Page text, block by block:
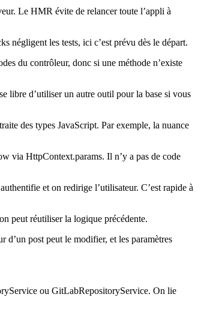
Le HMR évite de relancer toute l’appli à
négligent les tests, ici c’est prévu dès le départ.
du contrôleur, donc si une méthode n’existe
libre d’utiliser un autre outil pour la base si vous
des types JavaScript. Par exemple, la nuance
via HttpContext.params. Il n’y a pas de code
et on redirige l’utilisateur. C’est rapide à
peut réutiliser la logique précédente.
d’un post peut le modifier, et les paramètres
ou GitLabRepositoryService. On lie